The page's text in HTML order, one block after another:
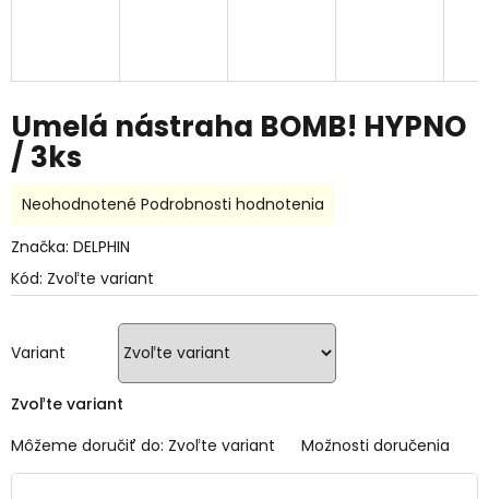
Umelá nástraha BOMB! HYPNO
/ 3ks
Kód: Zvoľte variant
Variant
Zvoľte variant
Môžeme doručiť do: Zvoľte variant Možnosti doručenia
Priemerné
produktu
0,0
hviezdičiek.
Neohodnotené Podrobnosti hodnotenia
Značka: DELPHIN